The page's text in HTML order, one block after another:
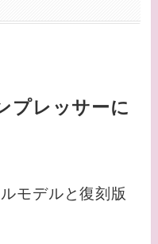
プレッサーに
モデルと復刻版